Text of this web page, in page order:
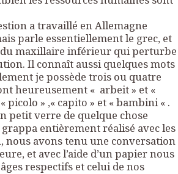
a travaillé en Allemagne
parle essentiellement le grec, et
maxillaire inférieur qui perturbe
Il connaît aussi quelques mots
je possède trois ou quatre
heureusement « arbeit » et «
picolo » ,« capito » et « bambini « .
petit verre de quelque chose
entièrement réalisé avec les
nous avons tenu une conversation
et avec l’aide d’un papier nous
respectifs et celui de nos